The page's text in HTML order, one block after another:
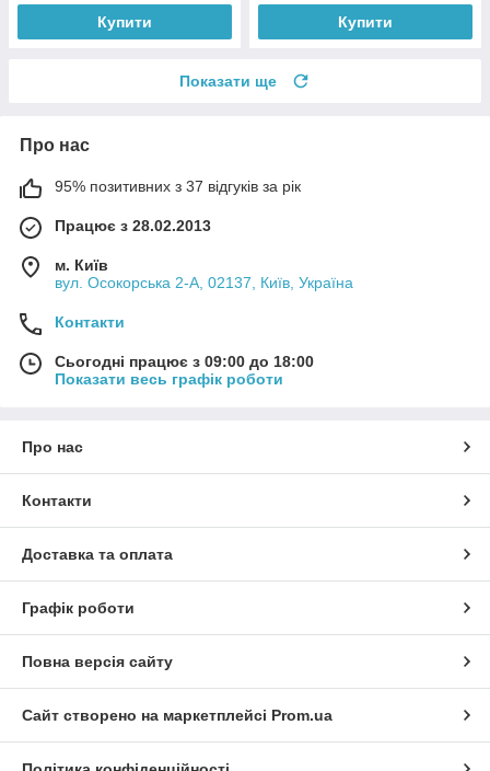
Купити Купити
Показати ще
Про нас
95% позитивних з 37 відгуків за рік
Працює з 28.02.2013
м. Київ
вул. Осокорська 2-А, 02137, Київ, Україна
Контакти
Сьогодні працює з 09:00 до 18:00
Показати весь графік роботи
Про нас
Контакти
Доставка та оплата
Графік роботи
Повна версія сайту
Сайт створено на маркетплейсі Prom.ua